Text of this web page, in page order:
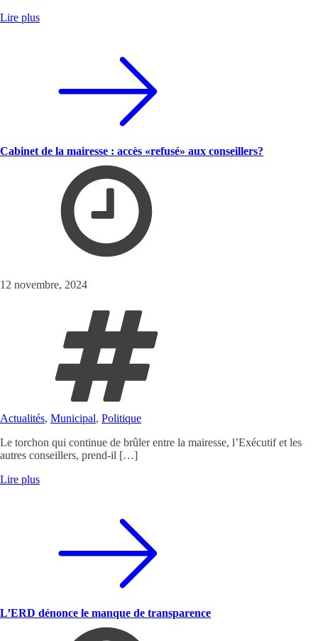
Lire plus
Cabinet de la mairesse : accès «refusé» aux conseillers?
12 novembre, 2024
Actualités, Municipal, Politique
Le torchon qui continue de brûler entre la mairesse, l’Exécutif et les
autres conseillers, prend-il […]
Lire plus
L’ERD dénonce le manque de transparence